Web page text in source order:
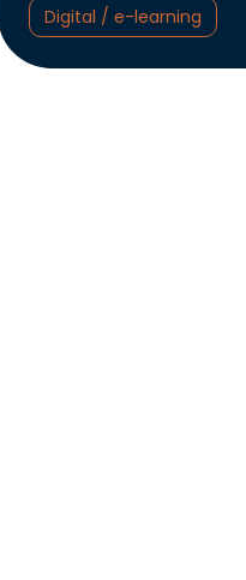
Digital / e-learning